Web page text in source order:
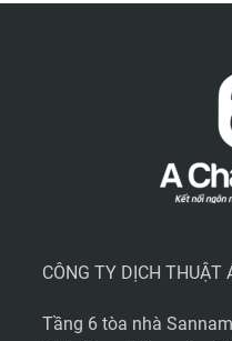
CÔNG TY DỊCH THUẬT
Tầng 6 tòa nhà